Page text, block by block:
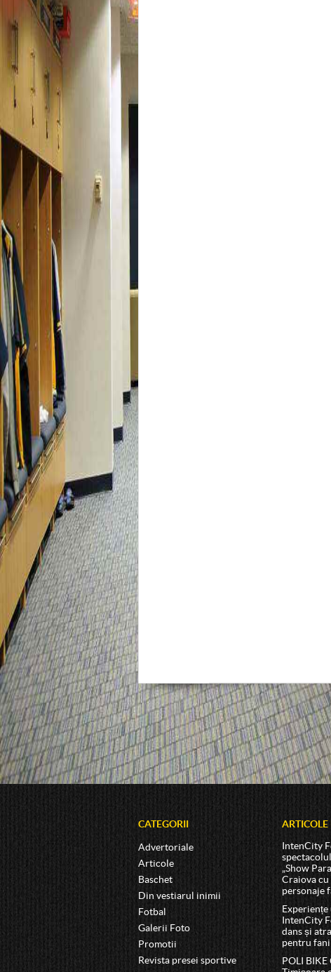
CATEGORII
Advertoriale
Articole
Baschet
Din vestiarul inimii
Fotbal
Galerii Foto
Promotii
Revista presei sportive
ARTICOLE
IntenCity
„Show
Craiova cu
personaje
Experiențe
IntenCity
dans și
pentru fani
POLI BIKE